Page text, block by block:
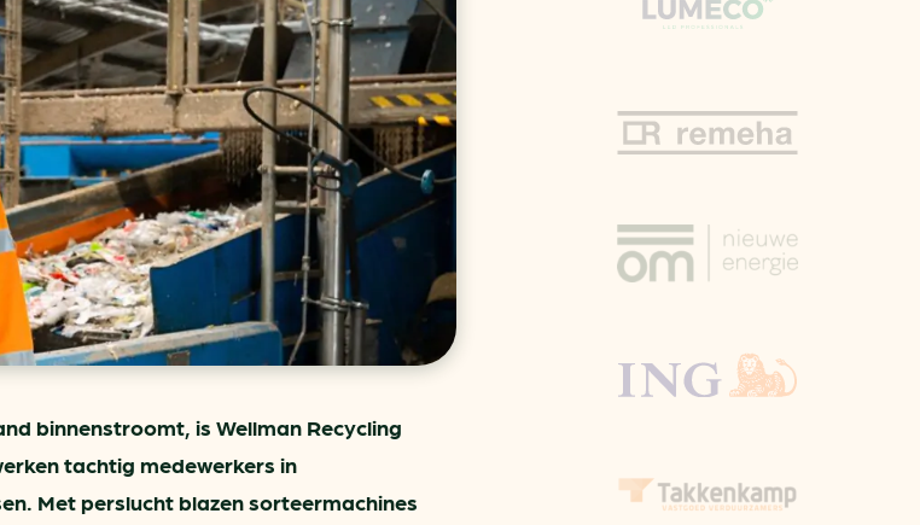
Verlichtingscan
Wegwijzers energie besparen
Hergebruiken of recyclen van bijproducten
voor het MKB
Energie besparen op uw PC
info@klimaatplein.nl
binnenstroomt, is Wellman Recycling
tachtig medewerkers in
Met perslucht blazen sorteermachines